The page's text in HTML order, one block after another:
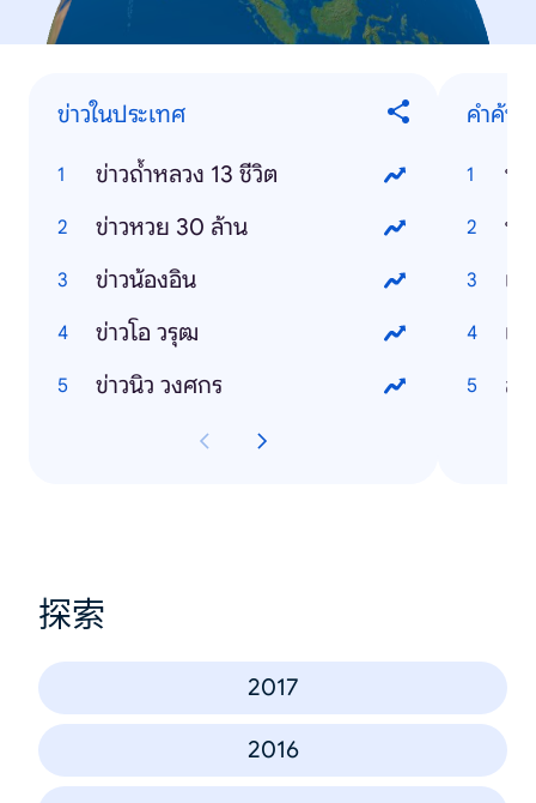
ข่าวในประเทศ
ข่าวถ้ำหลวง 13 ชีวิต
ข่าวหวย 30 ล้าน
ข่าวน้องอิน
ข่าวโอ วรุฒ
ข่าวนิว วงศกร
คำค้น
บุ
บ
เ
เ
สั
探索
2017
2016